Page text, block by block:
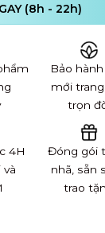
(8h - 22h)
Bảo
mới
trọn
4H
và
Đóng gói
nhã, sẵn
trao